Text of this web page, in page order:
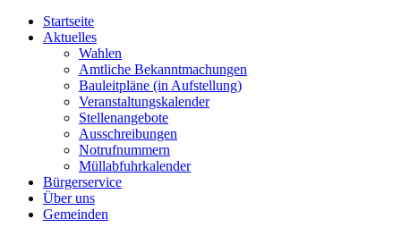
Startseite
Aktuelles
Wahlen
Amtliche Bekanntmachungen
Bauleitpläne (in Aufstellung)
Veranstaltungskalender
Stellenangebote
Ausschreibungen
Notrufnummern
Müllabfuhrkalender
Bürgerservice
Über uns
Gemeinden